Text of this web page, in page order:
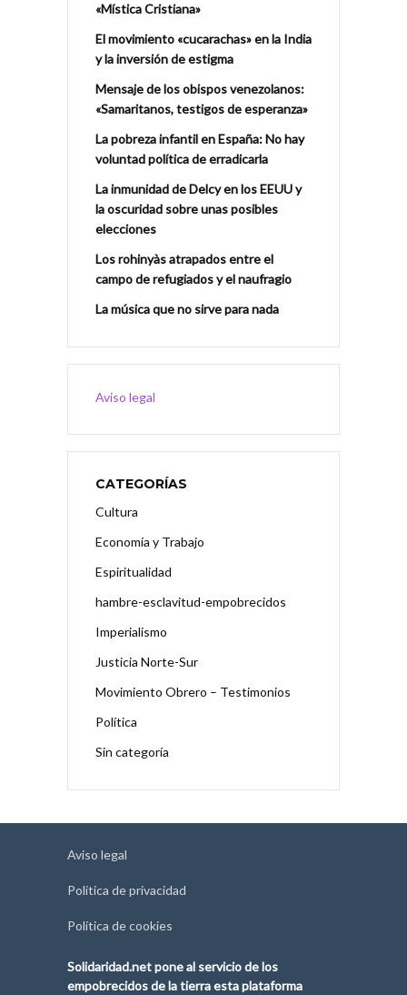
«Mística Cristiana»
El movimiento «cucarachas» en la India
y la inversión de estigma
Mensaje de los obispos venezolanos:
«Samaritanos, testigos de esperanza»
La pobreza infantil en España: No hay
voluntad política de erradicarla
La inmunidad de Delcy en los EEUU y
la oscuridad sobre unas posibles
elecciones
Los rohinyàs atrapados entre el
campo de refugiados y el naufragio
La música que no sirve para nada
Aviso legal
CATEGORÍAS
Cultura
Economía y Trabajo
Espiritualidad
hambre-esclavitud-empobrecidos
Imperialismo
Justicia Norte-Sur
Movimiento Obrero – Testimonios
Política
Sin categoría
Aviso legal
Política de privacidad
Política de cookies
Solidaridad.net pone al servicio de los
empobrecidos de la tierra esta plataforma